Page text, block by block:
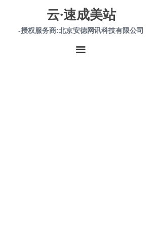
云·速成美站
-授权服务商:北京安德网讯科技有限公司
끀